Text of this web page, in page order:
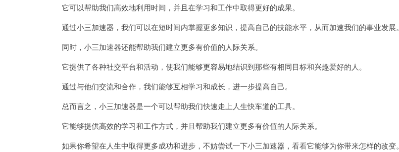
它可以帮助我们高效地利用时间，并且在学习和工作中取得更好的成果。
通过小三加速器，我们可以在短时间内掌握更多知识，提高自己的技能水平，从而加速我们的事业发展。
同时，小三加速器还能帮助我们建立更多有价值的人际关系。
它提供了各种社交平台和活动，使我们能够更容易地结识到那些有相同目标和兴趣爱好的人。
通过与他们交流和合作，我们能够互相学习和成长，进一步提高自己。
总而言之，小三加速器是一个可以帮助我们快速走上人生快车道的工具。
它能够提供高效的学习和工作方式，并且帮助我们建立更多有价值的人际关系。
如果你希望在人生中取得更多成功和进步，不妨尝试一下小三加速器，看看它能够为你带来怎样的改变。